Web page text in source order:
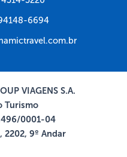
6694
VIAGENS S.A.
Turismo
0001-04
2202, 9º Andar